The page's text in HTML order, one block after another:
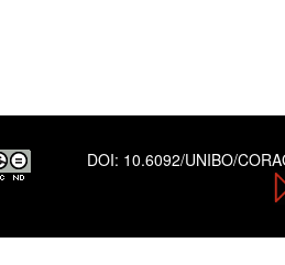
DOI: 10.6092/UNIBO/